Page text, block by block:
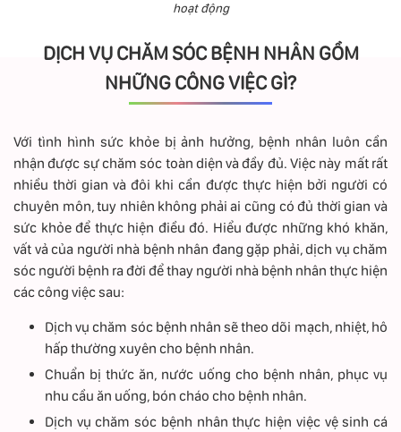
hoạt động
DỊCH VỤ CHĂM SÓC BỆNH NHÂN GỒM
NHỮNG CÔNG VIỆC GÌ?
Với tình hình sức khỏe bị ảnh hưởng, bệnh nhân luôn cần
nhận được sự chăm sóc toàn diện và đầy đủ. Việc này mất rất
nhiều thời gian và đôi khi cần được thực hiện bởi người có
chuyên môn, tuy nhiên không phải ai cũng có đủ thời gian và
sức khỏe để thực hiện điều đó. Hiểu được những khó khăn,
vất vả của người nhà bệnh nhân đang gặp phải, dịch vụ chăm
sóc người bệnh ra đời để thay người nhà bệnh nhân thực hiện
các công việc sau:
Dịch vụ chăm sóc bệnh nhân sẽ theo dõi mạch, nhiệt, hô
hấp thường xuyên cho bệnh nhân.
Chuẩn bị thức ăn, nước uống cho bệnh nhân, phục vụ
nhu cầu ăn uống, bón cháo cho bệnh nhân.
Dịch vụ chăm sóc bệnh nhân thực hiện việc vệ sinh cá